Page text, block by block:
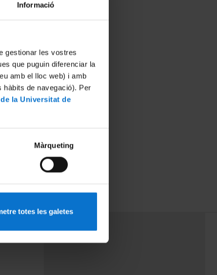
Informació
gestionar les vostres
que puguin diferenciar la
amb el lloc web) i amb
hàbits de navegació). Per
la Universitat de
Màrqueting
totes les galetes
la salut i el